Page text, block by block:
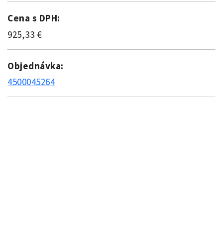
Cena s DPH:
925,33 €
Objednávka:
4500045264